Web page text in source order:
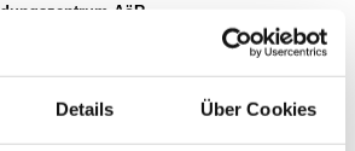
Details Über Cookies
AöR